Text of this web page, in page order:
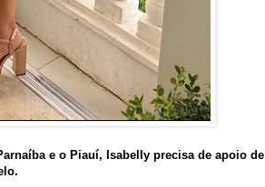
e o Piauí, Isabelly precisa de apoio de